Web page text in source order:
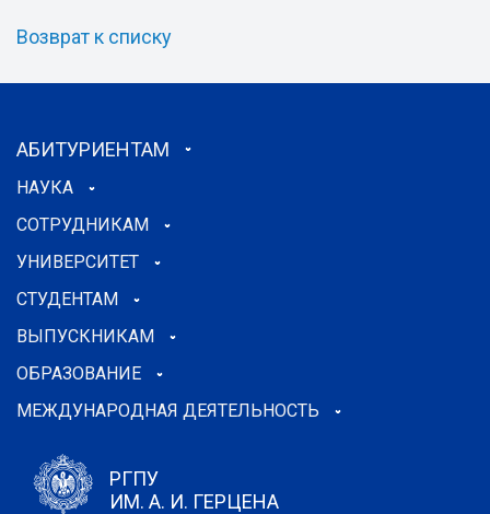
Возврат к списку
АБИТУРИЕНТАМ
НАУКА
СОТРУДНИКАМ
УНИВЕРСИТЕТ
СТУДЕНТАМ
ВЫПУСКНИКАМ
ОБРАЗОВАНИЕ
МЕЖДУНАРОДНАЯ ДЕЯТЕЛЬНОСТЬ
РГПУ
ИМ. А. И. ГЕРЦЕНА